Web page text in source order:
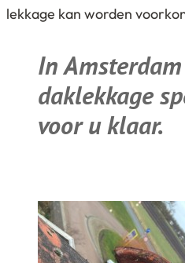
lekkage kan worden
In
daklekkage
voor u klaar.